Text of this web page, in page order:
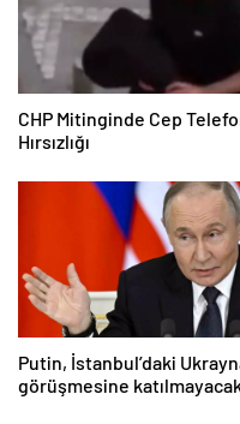
CHP Mitinginde Cep
Hırsızlığı
Putin, İstanbul’daki
görüşmesine